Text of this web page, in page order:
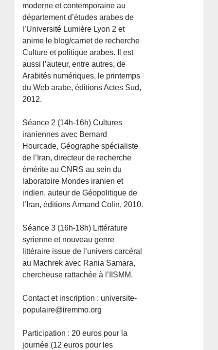
moderne et contemporaine au
département d’études arabes de
l’Université Lumière Lyon 2 et
anime le blog/carnet de recherche
Culture et politique arabes. Il est
aussi l’auteur, entre autres, de
Arabités numériques, le printemps
du Web arabe, éditions Actes Sud,
2012.
Séance 2 (14h-16h) Cultures
iraniennes avec Bernard
Hourcade, Géographe spécialiste
de l’Iran, directeur de recherche
émérite au CNRS au sein du
laboratoire Mondes iranien et
indien, auteur de Géopolitique de
l’Iran, éditions Armand Colin, 2010.
Séance 3 (16h-18h) Littérature
syrienne et nouveau genre
littéraire issue de l’univers carcéral
au Machrek avec Rania Samara,
chercheuse rattachée à l’IISMM.
Contact et inscription : universite-
populaire@iremmo.org
Participation : 20 euros pour la
journée (12 euros pour les